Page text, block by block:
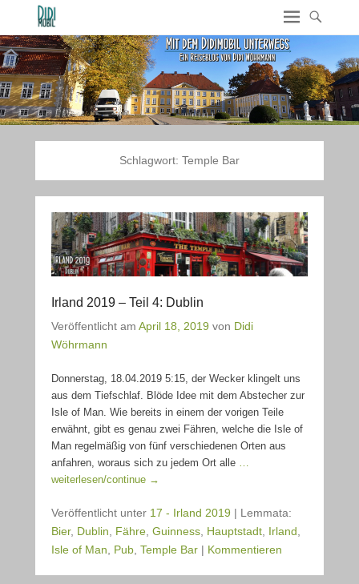
Schlagwort: Temple Bar
Irland 2019 – Teil 4: Dublin
Veröffentlicht am April 18, 2019 von Didi
Wöhrmann
Donnerstag, 18.04.2019 5:15, der Wecker klingelt uns
aus dem Tiefschlaf. Blöde Idee mit dem Abstecher zur
Isle of Man. Wie bereits in einem der vorigen Teile
erwähnt, gibt es genau zwei Fähren, welche die Isle of
Man regelmäßig von fünf verschiedenen Orten aus
anfahren, woraus sich zu jedem Ort alle …
weiterlesen/continue →
Veröffentlicht unter 17 - Irland 2019 | Lemmata:
Bier, Dublin Fähre Guinness Hauptstadt Irland
Isle of Man
Pub Temple Bar | Kommentieren